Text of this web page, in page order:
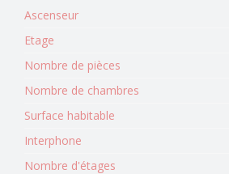
Ascenseur
Etage
Nombre de pièces
Nombre de chambres
Surface habitable
Interphone
Nombre d'étages